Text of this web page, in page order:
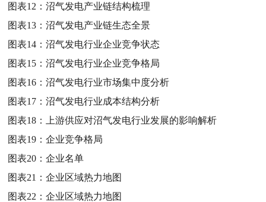
图表12：沼气发电产业链结构梳理
图表13：沼气发电产业链生态全景
图表14：沼气发电行业企业竞争状态
图表15：沼气发电行业企业竞争格局
图表16：沼气发电行业市场集中度分析
图表17：沼气发电行业成本结构分析
图表18：
上游供应对沼气发电行业发展的影响解析
图表19：企业竞争格局
图表20：企业名单
图表21：企业区域热力地图
图表22：企业区域热力地图